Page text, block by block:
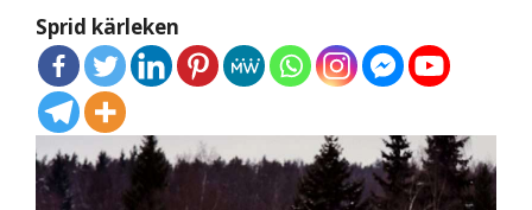
Sprid kärleken